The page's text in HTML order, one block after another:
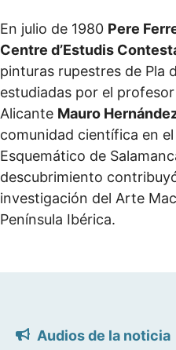
En julio de 1980 Pere
Centre d’Estudis
pinturas rupestres de Pla
estudiadas por el
Alicante Mauro
comunidad científica en
Esquemático de
descubrimiento
investigación del Arte
Península Ibérica.
Audios de la noticia